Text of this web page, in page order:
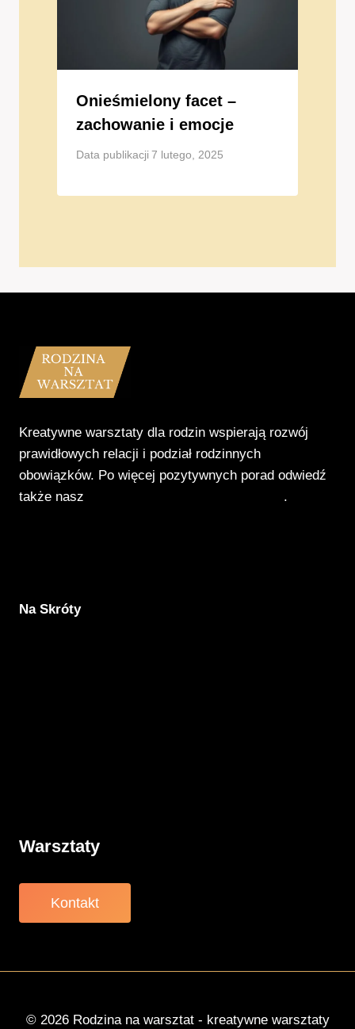
Onieśmielony facet –
zachowanie i emocje
Data publikacji 7 lutego, 2025
Kreatywne warsztaty dla rodzin wspierają rozwój
prawidłowych relacji i podział rodzinnych
obowiązków. Po więcej pozytywnych porad odwiedź
także nasz
.
Na Skróty
Warsztaty
Kontakt
© 2026 Rodzina na warsztat - kreatywne warsztaty